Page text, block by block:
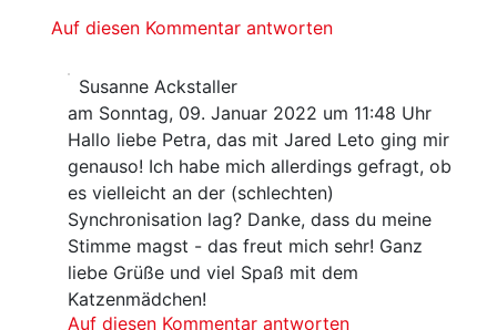
Auf diesen Kommentar antworten
Susanne Ackstaller
am Sonntag, 09. Januar 2022 um 11:48 Uhr
Hallo liebe Petra, das mit Jared Leto ging mir
genauso! Ich habe mich allerdings gefragt, ob
es vielleicht an der (schlechten)
Synchronisation lag? Danke, dass du meine
Stimme magst - das freut mich sehr! Ganz
liebe Grüße und viel Spaß mit dem
Katzenmädchen!
Auf diesen Kommentar antworten